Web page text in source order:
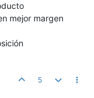
mejor margen
5